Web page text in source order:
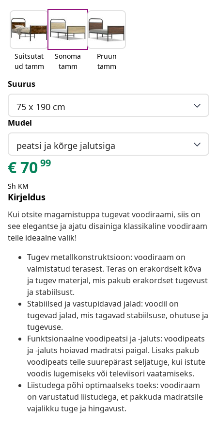
Suitsutat
ud tamm
Sonoma
tamm
Pruun
tamm
Suurus
75 x 190 cm
Mudel
peatsi ja kõrge jalutsiga
€7099
Sh KM
Kirjeldus
Kui otsite magamistuppa tugevat voodiraami, siis on
see elegantse ja ajatu disainiga klassikaline voodiraam
teile ideaalne valik!
Tugev metallkonstruktsioon: voodiraam on
valmistatud terasest. Teras on erakordselt kõva
ja tugev materjal, mis pakub erakordset tugevust
ja stabiilsust.
Stabiilsed ja vastupidavad jalad: voodil on
tugevad jalad, mis tagavad stabiilsuse, ohutuse ja
tugevuse.
Funktsionaalne voodipeatsi ja -jaluts: voodipeats
ja -jaluts hoiavad madratsi paigal. Lisaks pakub
voodipeats teile suurepärast seljatuge, kui istute
voodis lugemiseks või televiisori vaatamiseks.
Liistudega põhi optimaalseks toeks: voodiraam
on varustatud liistudega, et pakkuda madratsile
vajalikku tuge ja hingavust.